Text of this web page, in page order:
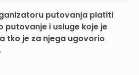
putovanja platiti
putovanje i usluge koje je
tko je za njega ugovorio